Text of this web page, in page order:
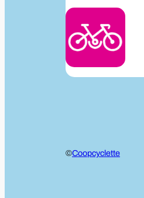
©Coopcyclette